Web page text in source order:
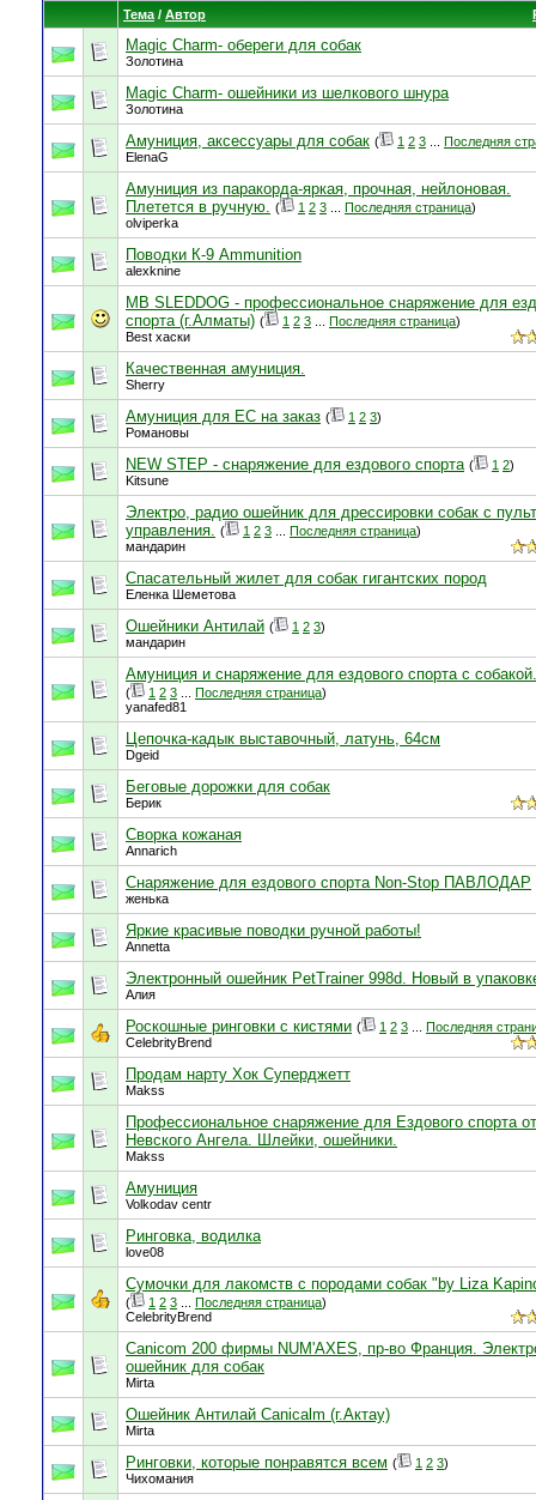
Тема / Автор
Magic Charm- обереги для собак
Золотина
Magic Charm- ошейники из шелкового шнура
Золотина
Амуниция, аксессуары для собак ( 1 2 3
Последняя
ElenaG
Амуниция из паракорда-яркая, прочная, нейлоновая.
Плетется в ручную. ( 1 2 3 Последняя страница)
olviperka
Поводки К-9 Ammunition
alexknine
MB SLEDDOG - профессиональное снаряжение для
спорта (г.Алматы) ( 1 2 3 Последняя страница)
Best хаски
Качественная амуниция.
Sherry
Амуниция для ЕС на заказ ( 1 2 3)
Романовы
NEW STEP - снаряжение для ездового спорта ( 1 2)
Kitsune
Электро, радио ошейник для дрессировки собак с
управления. ( 1 2 3 Последняя страница)
мандарин
Спасательный жилет для собак гигантских пород
Еленка Шеметова
Ошейники Антилай ( 1 2 3)
мандарин
Амуниция и снаряжение для ездового спорта с собакой.
( 1 2 3 Последняя страница)
yanafed81
Цепочка-кадык выставочный, латунь, 64см
Dgeid
Беговые дорожки для собак
Берик
Сворка кожаная
Annarich
Снаряжение для ездового спорта Non-Stop ПАВЛОДАР
женька
Яркие красивые поводки ручной работы!
Annetta
Электронный ошейник PetTrainer 998d. Новый в
Алия
Роскошные ринговки с кистями ( 1 2 3
Последняя
CelebrityBrend
Продам нарту Хок Суперджетт
Makss
Профессиональное снаряжение для Ездового спорта от
Невского Ангела. Шлейки, ошейники.
Makss
Амуниция
Volkodav centr
Ринговка, водилка
love08
Сумочки для лакомств с породами собак "by Liza
( 1 2 3 Последняя страница)
CelebrityBrend
Canicom 200 фирмы NUM'AXES, пр-во Франция.
ошейник для собак
Mirta
Ошейник Антилай Canicalm (г.Актау)
Mirta
Ринговки, которые понравятся всем ( 1 2 3)
Чихомания